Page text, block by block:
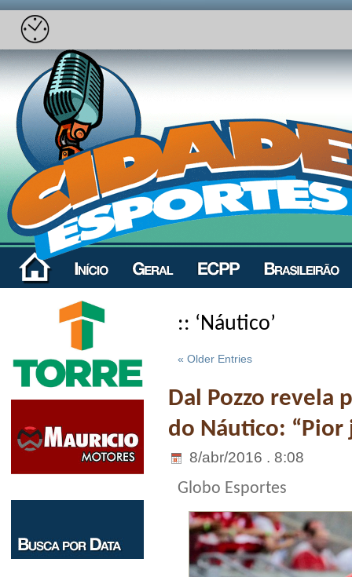
:: ‘Náutico’
« Older Entries
Dal Pozzo revela
do Náutico: “Pior
8/abr/2016 . 8:08
Globo Esportes